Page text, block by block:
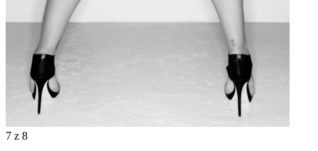
7 z 8